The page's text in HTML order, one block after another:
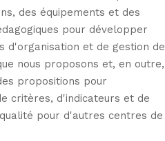
des équipements et des
pour développer
d'organisation et de gestion de
nous proposons et, en outre,
propositions pour
critères, d'indicateurs et de
pour d'autres centres de